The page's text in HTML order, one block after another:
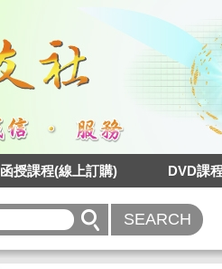
函授課程(線上訂購) DVD課